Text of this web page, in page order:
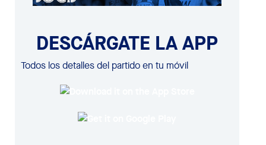
DESCÁRGATE LA APP
Todos los detalles del partido en tu móvil